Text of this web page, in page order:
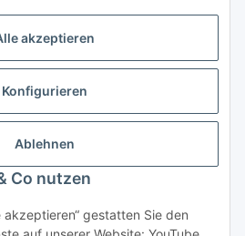
akzeptieren
Konfigurieren
Ablehnen
Co nutzen
akzeptieren“ gestatten Sie den